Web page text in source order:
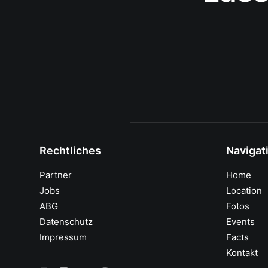
Rechtliches
Partner
Jobs
ABG
Datenschutz
Impressum
Home
Location
Fotos
Events
Facts
Kontakt